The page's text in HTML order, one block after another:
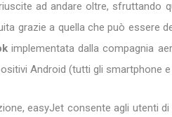
ad andare oltre, sfruttando
grazie a quella che può essere
implementata dalla compagnia
Android (tutti gli smartphone e
easyJet consente agli utenti